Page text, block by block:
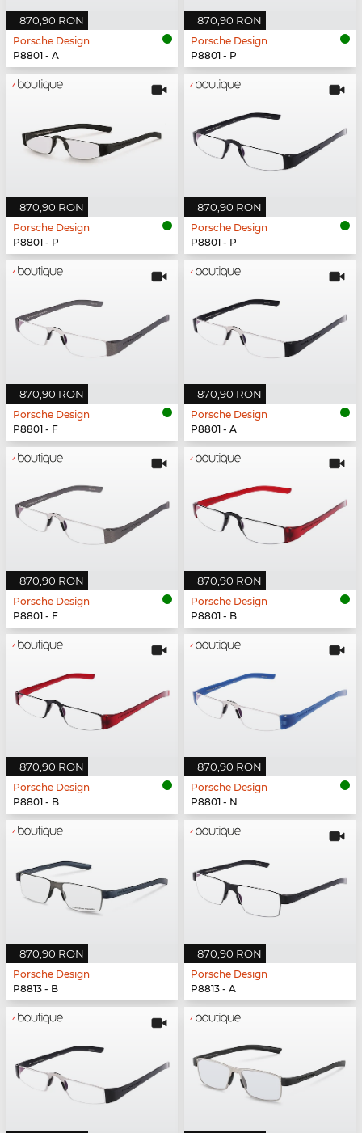
870,90 RON
Porsche Design
P8801 - A
870,90 RON
Porsche Design
P8801 - P
870,90 RON
Porsche Design
P8801 - P
870,90 RON
Porsche Design
P8801 - P
870,90 RON
Porsche Design
P8801 - F
870,90 RON
Porsche Design
P8801 - A
870,90 RON
Porsche Design
P8801 - F
870,90 RON
Porsche Design
P8801 - B
870,90 RON
Porsche Design
P8801 - B
870,90 RON
Porsche Design
P8801 - N
870,90 RON
Porsche Design
P8813 - B
870,90 RON
Porsche Design
P8813 - A